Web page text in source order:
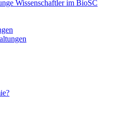
Wissenschaftler im BioSC